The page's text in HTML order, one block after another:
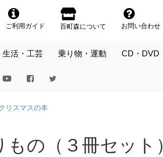
ご利用ガイド 百町森について お問い合わせ
生活・工芸 乗り物・運動 CD・DVD
リスマスの本
の（３冊セット）